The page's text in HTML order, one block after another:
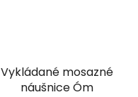
Vykládané mosazné
náušnice Óm